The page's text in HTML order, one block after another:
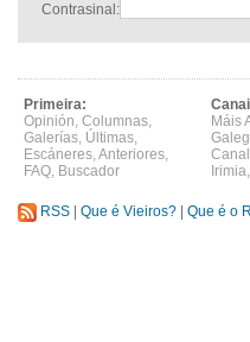
Contrasinal:
Primeira:
Opinión, Columnas,
Galerías, Últimas,
Escáneres,Anteriores,
FAQ, Buscador
Máis
Irimia,
RSS Que é Vieiros? Que é o